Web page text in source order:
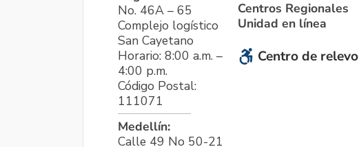
No. 46A – 65
Complejo logístico
San Cayetano
Horario: 8:00 a.m. –
4:00 p.m.
Código Postal:
111071
Medellín:
Calle 49 No 50-21
Centros Regionales
Unidad en línea
Centro de relevo